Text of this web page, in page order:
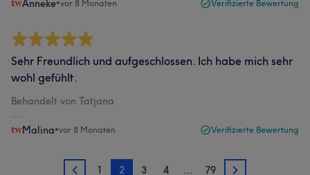
Anneke•vor 8 Monaten Verifizierte Bewertung
Sehr Freundlich und aufgeschlossen. Ich habe mich sehr
wohl gefühlt.
Behandelt von Tatjana
Malina•vor 8 Monaten Verifizierte Bewertung
1 2 3 4 … 79